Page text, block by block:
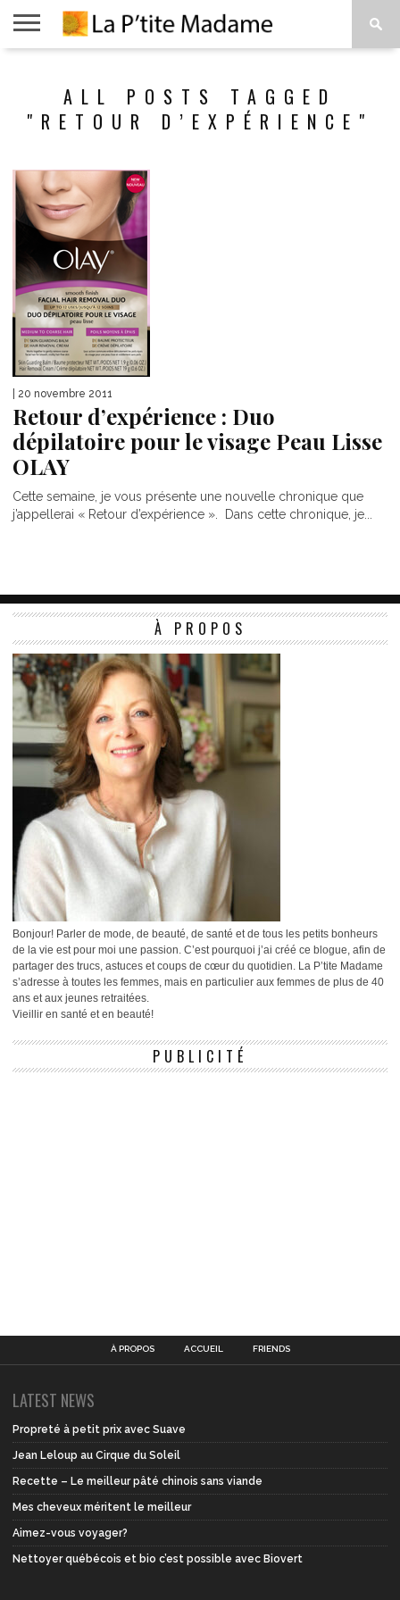
VIVRE
PROPOSALL POSTS TAGGED
"RETOUR D’EXPÉRIENCE"
| 20 novembre 2011
Retour d’expérience : Duo
dépilatoire pour le visage Peau Lisse
OLAY
Cette semaine, je vous présente une nouvelle chronique que
j’appellerai « Retour d’expérience ». Dans cette chronique, je...
À PROPOS
Bonjour! Parler de mode, de beauté, de santé et de tous les petits bonheurs
de la vie est pour moi une passion. C’est pourquoi j’ai créé ce blogue, afin de
partager des trucs, astuces et coups de cœur du quotidien. La P’tite Madame
s’adresse à toutes les femmes, mais en particulier aux femmes de plus de 40
ans et aux jeunes retraitées.
Vieillir en santé et en beauté!
PUBLICITÉ
À PROPOS ACCUEIL FRIENDS
LATEST NEWS
Propreté à petit prix avec Suave
Jean Leloup au Cirque du Soleil
Recette – Le meilleur pâté chinois sans viande
Mes cheveux méritent le meilleur
Aimez-vous voyager?
Nettoyer québécois et bio c’est possible avec Biovert